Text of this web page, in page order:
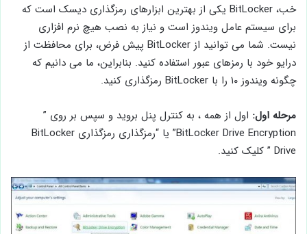
خب، BitLocker یکی از بهترین ابزارهای رمزگذاری دیسک است که
برای سیستم عامل ویندوز است و نیاز به نصب هیچ نرم افزاری
نیست. شما می توانید از BitLocker پیش فرض، برای محافظت از
درایو خود با رمزهای عبور استفاده کنید. بنابراین، ما می دانیم که
چگونه ویندوز ۱۰ را با BitLocker رمزگذاری کنید.
مرحله اول: اول از همه ، به کنترل پنل بروید و سپس بر روی ”
BitLocker Drive Encryption” یا “رمزگذاری رمزگذاری BitLocker
Drive ” کلیک کنید.